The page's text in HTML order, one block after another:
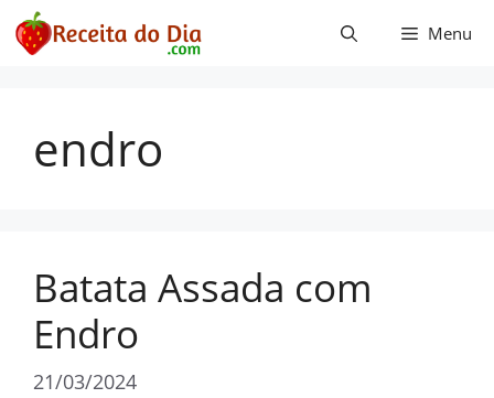
Pular
para
Menu
endro
Batata Assada com
Endro
21/03/2024